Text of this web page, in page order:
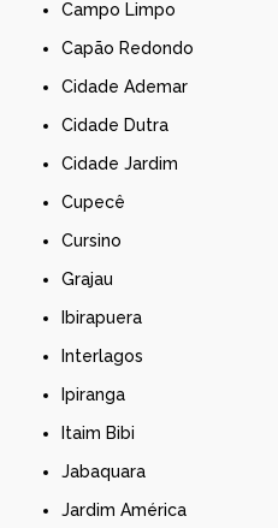
Campo Limpo
Capão Redondo
Cidade Ademar
Cidade Dutra
Cidade Jardim
Cupecê
Cursino
Grajau
Ibirapuera
Interlagos
Ipiranga
Itaim Bibi
Jabaquara
Jardim América